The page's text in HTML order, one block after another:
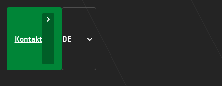
Kontakt DE